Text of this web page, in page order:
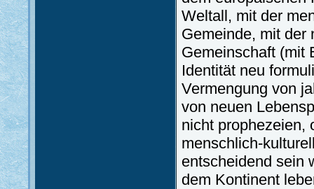
Weltall, mit der
Gemeinde, mit der
Gemeinschaft (mit
Identität neu
Vermengung von
von neuen
nicht prophezeien,
menschlich-
entscheidend sein
dem Kontinent